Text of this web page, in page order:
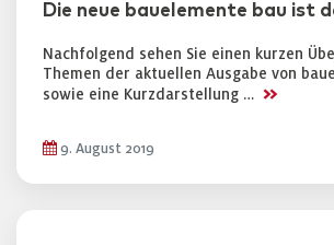
Die neue bauelemente bau ist
Nachfolgend sehen Sie einen kurzen
Themen der aktuellen Ausgabe von
sowie eine Kurzdarstellung … >>
9. August 2019